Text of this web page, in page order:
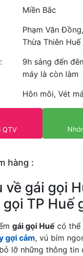
Miền Bắc
Phạm Văn
Thừa Thiên Huế
9h sáng đến
máy là còn làm
Hôn môi, Vét
QTV
hàng :
về gái gọi
TP Huế
gái gọi Huế có thể
gợi cảm, vú bím
lỡ những thông tin